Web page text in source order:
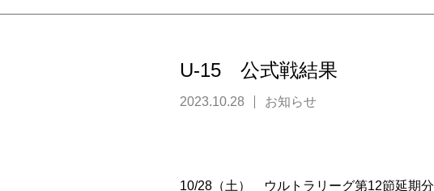
U-15 公式戦結果
2023.10.28 お知らせ
10/28（土） ウルトラリーグ第12節延期分